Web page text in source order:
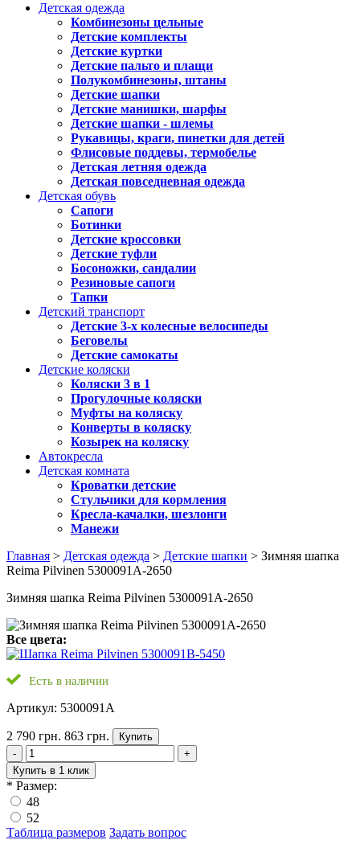
Детская одежда
Комбинезоны цельные
Детские комплекты
Детские куртки
Детские пальто и плащи
Полукомбинезоны, штаны
Детские шапки
Детские манишки, шарфы
Детские шапки - шлемы
Рукавицы, краги, пинетки для детей
Флисовые поддевы, термобелье
Детская летняя одежда
Детская повседневная одежда
Детская обувь
Сапоги
Ботинки
Детские кроссовки
Детские туфли
Босоножки, сандалии
Резиновые сапоги
Тапки
Детский транспорт
Детские 3-х колесные велосипеды
Беговелы
Детские самокаты
Детские коляски
Коляски 3 в 1
Прогулочные коляски
Муфты на коляску
Конверты в коляску
Козырек на коляску
Автокресла
Детская комната
Кроватки детские
Стульчики для кормления
Кресла-качалки, шезлонги
Манежи
Главная > Детская одежда > Детские шапки > Зимняя шапка
Reima Pilvinen 5300091A-2650
Зимняя шапка Reima Pilvinen 5300091A-2650
Все цвета:
Есть в наличии
Артикул: 5300091A
2 790 грн. 863 грн.
Купить
-
+
Купить в 1 клик
* Размер:
48
52
Таблица размеров Задать вопрос